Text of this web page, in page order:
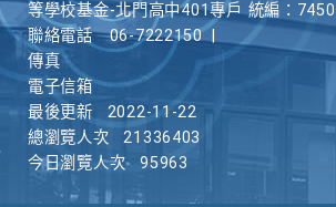
等學校基金-北門高中401專戶 統編：
聯絡電話
06-7222150
傳真
電子信箱
最後更新
2022-11-22
總瀏覽人次
21336403
今日瀏覽人次
95963